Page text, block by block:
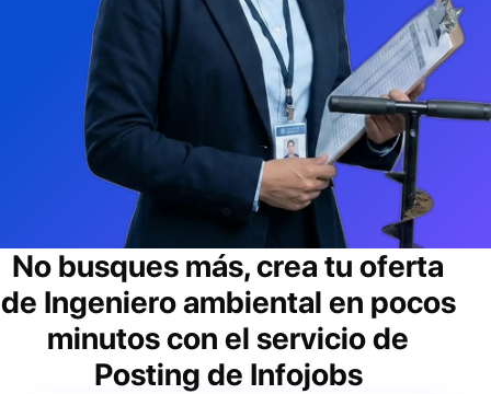
No busques más, crea tu oferta
de Ingeniero ambiental en pocos
minutos con el servicio de
Posting de Infojobs